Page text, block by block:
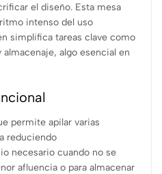
el diseño. Esta mesa
intenso del uso
simplifica tareas clave como
algo esencial en
permite apilar varias
reduciendo
necesario cuando no se
afluencia o para almacenar